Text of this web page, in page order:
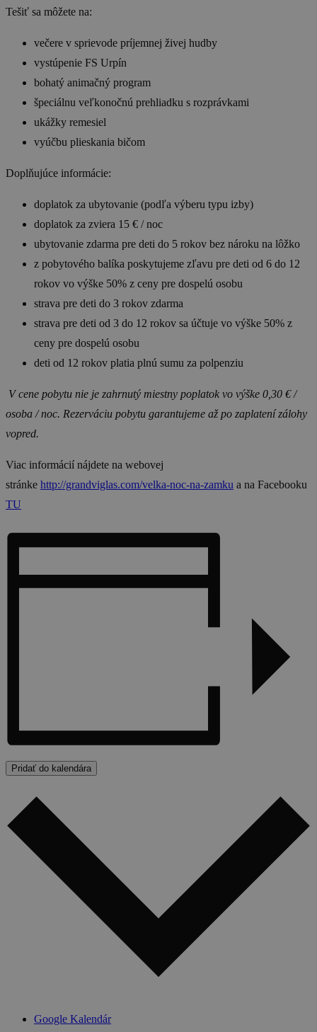
Tešiť sa môžete na:
večere v sprievode príjemnej živej hudby
vystúpenie FS Urpín
bohatý animačný program
špeciálnu veľkonočnú prehliadku s rozprávkami
ukážky remesiel
vyúčbu plieskania bičom
Doplňujúce informácie:
doplatok za ubytovanie (podľa výberu typu izby)
doplatok za zviera 15 € / noc
ubytovanie zdarma pre deti do 5 rokov bez nároku na lôžko
z pobytového balíka poskytujeme zľavu pre deti od 6 do 12
rokov vo výške 50% z ceny pre dospelú osobu
strava pre deti do 3 rokov zdarma
strava pre deti od 3 do 12 rokov sa účtuje vo výške 50% z
ceny pre dospelú osobu
deti od 12 rokov platia plnú sumu za polpenziu
V cene pobytu nie je zahrnutý miestny poplatok vo výške 0,30 € /
osoba / noc. Rezerváciu pobytu garantujeme až po zaplatení zálohy
vopred.
Viac informácií nájdete na webovej
stránke http://grandviglas.com/velka-noc-na-zamku a na Facebooku
TU
Pridať do kalendára
Google Kalendár